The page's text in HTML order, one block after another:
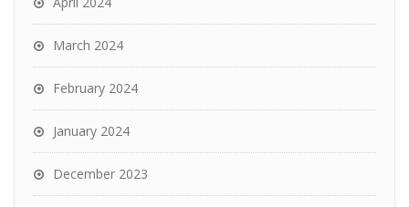
March 2024
February 2024
January 2024
December 2023